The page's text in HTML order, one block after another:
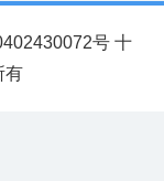
号 十
有